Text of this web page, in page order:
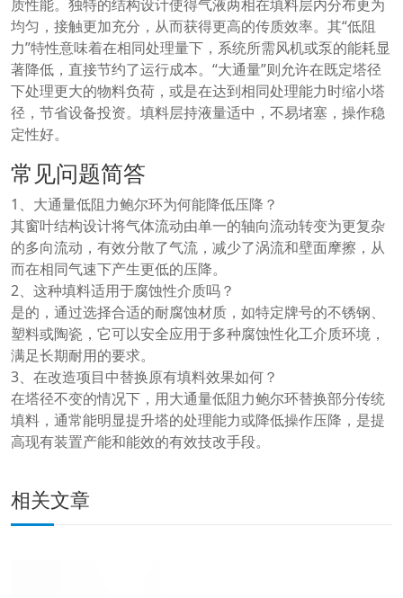
质性能。独特的结构设计使得气液两相在填料层内分布更为
均匀，接触更加充分，从而获得更高的传质效率。其“低阻
力”特性意味着在相同处理量下，系统所需风机或泵的能耗显
著降低，直接节约了运行成本。“大通量”则允许在既定塔径
下处理更大的物料负荷，或是在达到相同处理能力时缩小塔
径，节省设备投资。填料层持液量适中，不易堵塞，操作稳
定性好。
常见问题简答
1、大通量低阻力鲍尔环为何能降低压降？
其窗叶结构设计将气体流动由单一的轴向流动转变为更复杂
的多向流动，有效分散了气流，减少了涡流和壁面摩擦，从
而在相同气速下产生更低的压降。
2、这种填料适用于腐蚀性介质吗？
是的，通过选择合适的耐腐蚀材质，如特定牌号的不锈钢、
塑料或陶瓷，它可以安全应用于多种腐蚀性化工介质环境，
满足长期耐用的要求。
3、在改造项目中替换原有填料效果如何？
在塔径不变的情况下，用大通量低阻力鲍尔环替换部分传统
填料，通常能明显提升塔的处理能力或降低操作压降，是提
高现有装置产能和能效的有效技改手段。
相关文章